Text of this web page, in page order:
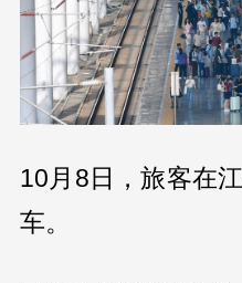
10月8日，旅客在
车。